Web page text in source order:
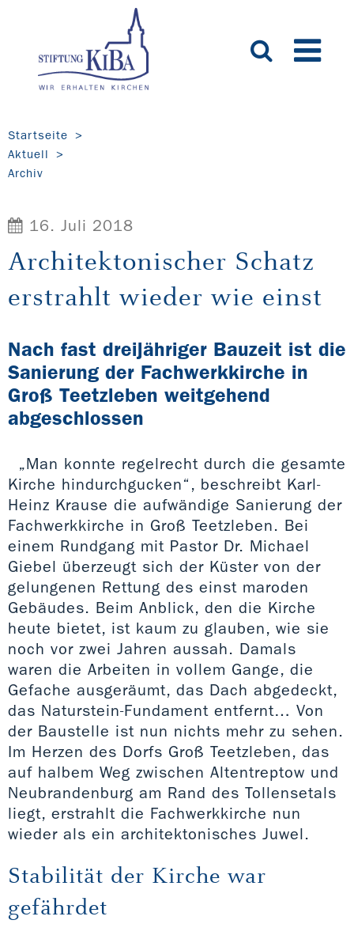
Startseite
Aktuell
Archiv
16. Juli 2018
Architektonischer Schatz
erstrahlt wieder wie einst
Nach fast dreijähriger Bauzeit ist die
Sanierung der Fachwerkkirche in
Groß Teetzleben weitgehend
abgeschlossen
„Man konnte regelrecht durch die gesamte
Kirche hindurchgucken“, beschreibt Karl-
Heinz Krause die aufwändige Sanierung der
Fachwerkkirche in Groß Teetzleben. Bei
einem Rundgang mit Pastor Dr. Michael
Giebel überzeugt sich der Küster von der
gelungenen Rettung des einst maroden
Gebäudes. Beim Anblick, den die Kirche
heute bietet, ist kaum zu glauben, wie sie
noch vor zwei Jahren aussah. Damals
waren die Arbeiten in vollem Gange, die
Gefache ausgeräumt, das Dach abgedeckt,
das Naturstein-Fundament entfernt… Von
der Baustelle ist nun nichts mehr zu sehen.
Im Herzen des Dorfs Groß Teetzleben, das
auf halbem Weg zwischen Altentreptow und
Neubrandenburg am Rand des Tollensetals
liegt, erstrahlt die Fachwerkkirche nun
wieder als ein architektonisches Juwel.
Stabilität der Kirche war
gefährdet